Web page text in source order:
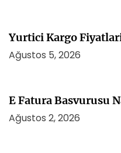
Yurtici Kargo
Ağustos 5, 2026
E Fatura Basvurusu
Ağustos 2, 2026